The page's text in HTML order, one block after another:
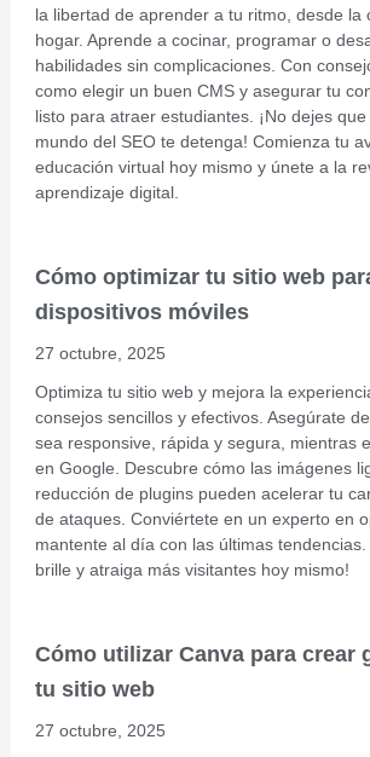
la libertad de aprender a tu ritmo, desde la
hogar. Aprende a cocinar, programar o
habilidades sin complicaciones. Con
como elegir un buen CMS y asegurar tu
listo para atraer estudiantes. ¡No dejes
mundo del SEO te detenga! Comienza tu
educación virtual hoy mismo y únete a la
aprendizaje digital.
Cómo optimizar tu sitio web
dispositivos móviles
27 octubre, 2025
Optimiza tu sitio web y mejora la
consejos sencillos y efectivos. Asegúrate
sea responsive, rápida y segura, mientras
en Google. Descubre cómo las imágenes
reducción de plugins pueden acelerar tu
de ataques. Conviértete en un experto en
mantente al día con las últimas tendencias.
brille y atraiga más visitantes hoy mismo!
Cómo utilizar Canva para crear
tu sitio web
27 octubre, 2025